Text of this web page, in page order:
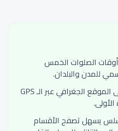
الصلوات الخمس
للمدن والبلدان.
تعرف تلقائي ولحظي على الموقع الجغرافي عبر الـ GPS
يسهل تصفح الأقسام